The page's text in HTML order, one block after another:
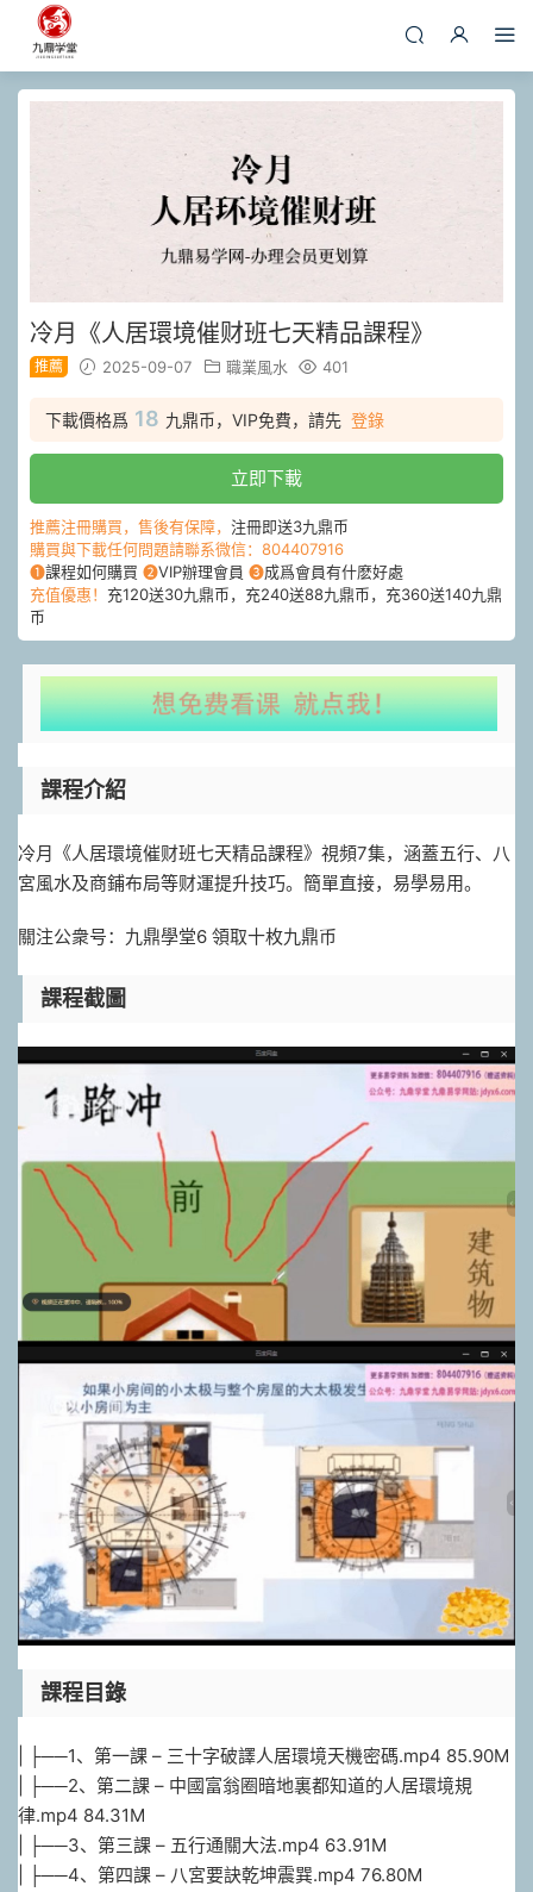
冷月《人居環境催财班七天精品課程》
推薦 2025-09-07 職業風水 401
下載價格爲 18 九鼎币，VIP免費，請先 登錄
立即下載
推薦注冊購買，售後有保障， 注冊即送3九鼎币
購買與下載任何問題請聯系微信：804407916
❶課程如何購買 ❷VIP辦理會員 ❸成爲會員有什麽好處
充值優惠！ 充120送30九鼎币，充240送88九鼎币，充360送140九鼎
币
課程介紹
冷月《人居環境催财班七天精品課程》視頻7集，涵蓋五行、八
宮風水及商鋪布局等财運提升技巧。簡單直接，易學易用。
關注公衆号：九鼎學堂6 領取十枚九鼎币
課程截圖
課程目錄
| ├──1、第一課 – 三十字破譯人居環境天機密碼.mp4 85.90M
| ├──2、第二課 – 中國富翁圈暗地裏都知道的人居環境規
律.mp4 84.31M
| ├──3、第三課 – 五行通關大法.mp4 63.91M
| ├──4、第四課 – 八宮要訣乾坤震巽.mp4 76.80M